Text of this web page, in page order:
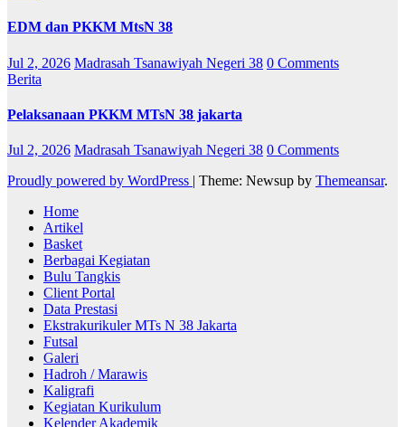
EDM dan PKKM MtsN 38
Jul 2, 2026 Madrasah Tsanawiyah Negeri 38 0 Comments
Berita
Pelaksanaan PKKM MTsN 38 jakarta
Jul 2, 2026 Madrasah Tsanawiyah Negeri 38 0 Comments
Proudly powered by WordPress | Theme: Newsup by Themeansar.
Home
Artikel
Basket
Berbagai Kegiatan
Bulu Tangkis
Client Portal
Data Prestasi
Ekstrakurikuler MTs N 38 Jakarta
Futsal
Galeri
Hadroh / Marawis
Kaligrafi
Kegiatan Kurikulum
Kelender Akademik